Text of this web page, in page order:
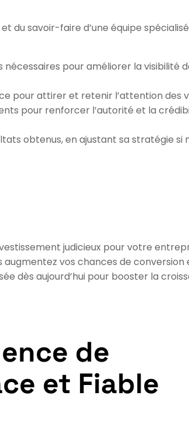
du savoir-faire d’une équipe
pour améliorer la visibilité
pour attirer et retenir l’attention des
pour renforcer l’autorité et la
obtenus, en ajustant sa stratégie si
judicieux pour votre
vos chances de
dès aujourd’hui pour booster la
de
et Fiable